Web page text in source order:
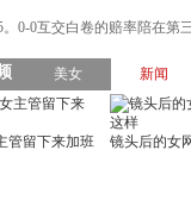
0-0互交白卷的赔率陪在第三